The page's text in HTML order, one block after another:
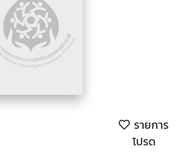
รายการ
โปรด